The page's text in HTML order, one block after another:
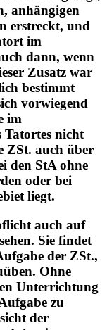
Satz gesagt,
anhängigen
erstreckt, und
im
dann, wenn
Zusatz war
bestimmt
vorwiegend
im
Tatortes nicht
ZSt. auch über
StA ohne
oder bei
auch auf
Sie findet
der ZSt.,
Ohne
Unterrichtung
zu